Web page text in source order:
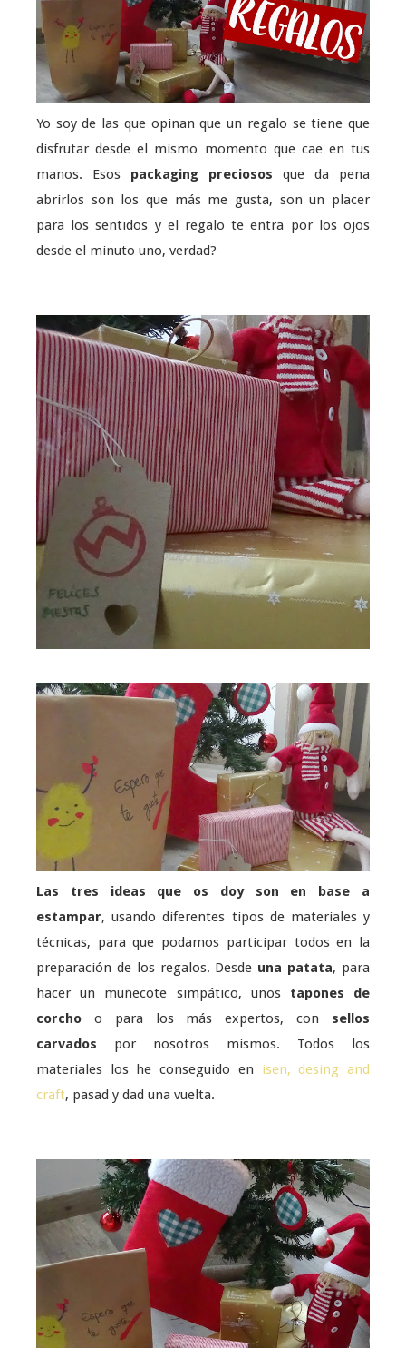
Yo soy de las que opinan que un regalo se tiene que
disfrutar desde el mismo momento que cae en tus
manos. Esos packaging preciosos que da pena
abrirlos son los que más me gusta, son un placer
para los sentidos y el regalo te entra por los ojos
desde el minuto uno, verdad?
Las tres ideas que os doy son en base a
estampar, usando diferentes tipos de materiales y
técnicas, para que podamos participar todos en la
preparación de los regalos. Desde una patata, para
hacer un muñecote simpático, unos tapones de
corcho o para los más expertos, con sellos
carvados por nosotros mismos. Todos los
materiales los he conseguido en isen, desing and
craft, pasad y dad una vuelta.